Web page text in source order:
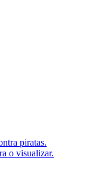
piratas.
o visualizar.